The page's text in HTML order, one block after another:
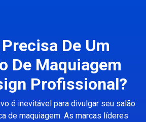
De Um
De Maquiagem
Profissional?
é inevitável para divulgar seu salão
de maquiagem. As marcas líderes